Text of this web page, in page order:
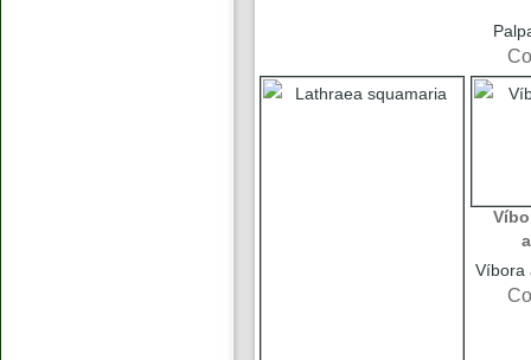
Víbora